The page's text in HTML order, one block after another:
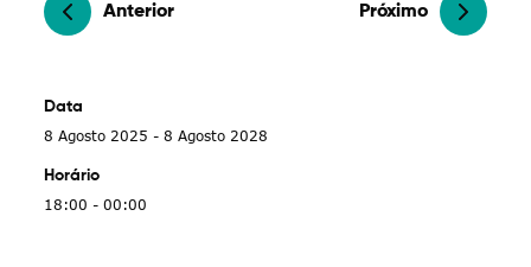
Anterior Próximo
Data
8 Agosto 2025 - 8 Agosto 2028
Horário
18:00 - 00:00